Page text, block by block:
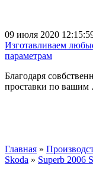
09 июля 2020
Изготавливаем
параметрам
Благодаря
проставки по вашим
Главная »
Skoda » Superb 2006